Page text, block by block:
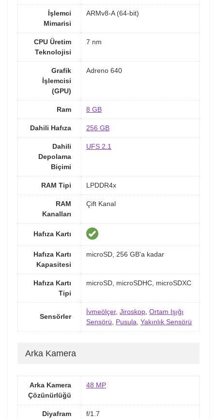
İşlemci
Mimarisi
ARMv8-A (64-bit)
CPU Üretim
Teknolojisi
7 nm
Grafik
İşlemcisi
(GPU)
Adreno 640
Ram 8 GB
Dahili Hafıza 256 GB
Dahili
Depolama
Biçimi
UFS 2.1
RAM Tipi LPDDR4x
RAM
Kanalları
Çift Kanal
Hafıza Kartı
Hafıza Kartı
Kapasitesi
microSD, 256 GB'a kadar
Hafıza Kartı
Tipi
microSD, microSDHC, microSDXC
Sensörler
İvmeölçer, Jiroskop Ortam Işığı
Sensörü
Pusula Yakınlık Sensörü
Arka Kamera
Arka Kamera
Çözünürlüğü
48 MP
Diyafram
f/1.7